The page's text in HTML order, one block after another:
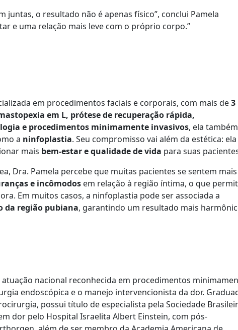
juntas, o resultado não é apenas físico”, conclui Pamela
e uma relação mais leve com o próprio corpo.”
em procedimentos faciais e corporais, com mais de3
em L, prótese de recuperação rápida,
e procedimentos minimamente invasivos, ela também
a ninfoplastia. Seu compromisso vai além da estética: ela
mais bem-estar e qualidade de vida para suas
Dra. Pamela percebe que muitas pacientes se sentem mais
e incômodos em relação à região íntima, o que
Em muitos casos, a ninfoplastia pode ser associada a
da região pubiana, garantindo um resultado mais
nacional reconhecida em procedimentos
endoscópica e o manejo intervencionista da dor.
possui título de especialista pela Sociedade
dor pelo Hospital Israelita Albert Einstein, com pós-